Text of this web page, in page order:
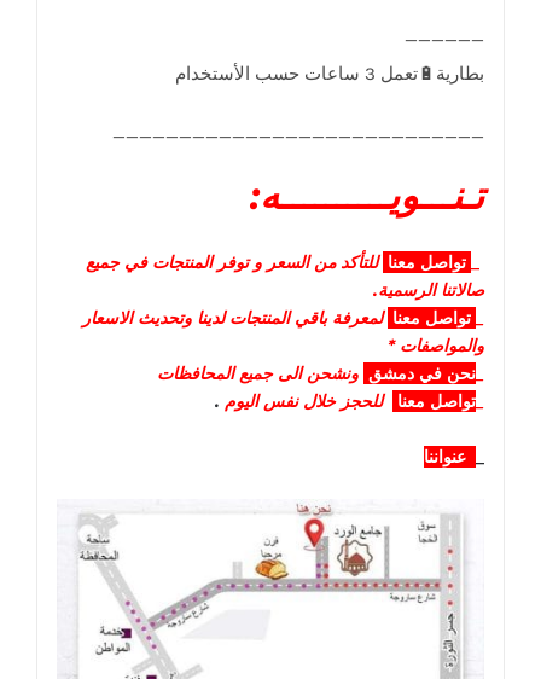
____________________________
تـنـــويــــــــــه:
تواصل معنا للتأكد من السعر و توفر المنتجات في جميع
صالاتنا الرسمية.
تواصل معنا لمعرفة باقي المنتجات لدينا وتحديث الاسعار
والمواصفات *
نحن في دمشق ونشحن الى جميع المحافظات
تواصل معنا للحجز خلال نفس اليوم .
عنواننا